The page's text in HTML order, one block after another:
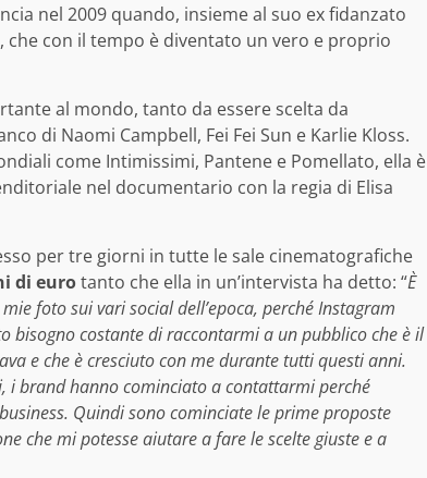
nel 2009 quando, insieme al suo ex fidanzato
che con il tempo è diventato un vero e proprio
al mondo, tanto da essere scelta da
di Naomi Campbell, Fei Fei Sun e Karlie Kloss.
come Intimissimi, Pantene e Pomellato, ella è
nel documentario con la regia di Elisa
per tre giorni in tutte le sale cinematografiche
di eurotanto che ella in un’intervista ha detto: “È
foto sui vari social dell’epoca, perché Instagram
bisogno costante di raccontarmi a un pubblico che è il
e che è cresciuto con me durante tutti questi anni.
i brand hanno cominciato a contattarmi perché
Quindi sono cominciate le prime proposte
che mi potesse aiutare a fare le scelte giuste e a